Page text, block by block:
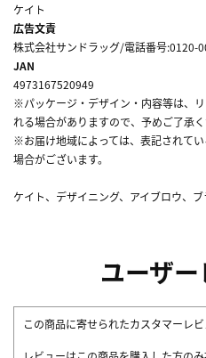
ケイト
広告文責
株式会社サンドラッグ/電話番号:0120-
JAN
4973167520949
※パッケージ・デザイン・内容等は、
れる場合がありますので、予めご了承く
※お届け地域によっては、表記されて
場合がございます。
ケイト、デザイニング、アイブロウ、ブ
ユーザ
この商品に寄せられたカスタマーレビ